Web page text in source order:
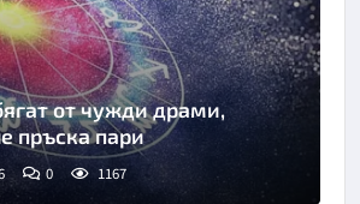
от чужди драми,
пръска пари
0 1167